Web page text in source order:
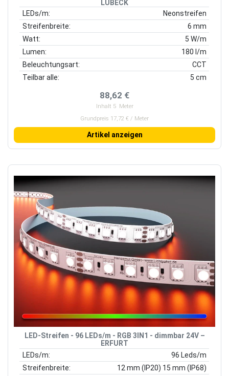
LÜBECK
LEDs/m:
Neonstreifen
Streifenbreite:
6 mm
Watt:
5 W/m
Lumen:
180 l/m
Beleuchtungsart:
CCT
Teilbar alle:
5 cm
88,62 €
Inhalt 5 Meter
Grundpreis 17,72 € / Meter
Artikel anzeigen
LED-Streifen - 96 LEDs/m - RGB 3IN1 - dimmbar 24V –
ERFURT
LEDs/m:
96 Leds/m
Streifenbreite:
12 mm (IP20) 15 mm (IP68)